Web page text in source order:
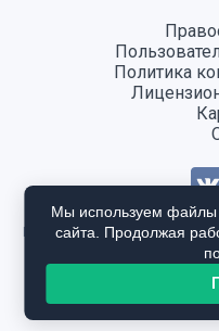
Политика
Информация, размещенная на
и предоставляется в
подробной информации
Мы используем файлы
сайта. Продолжая